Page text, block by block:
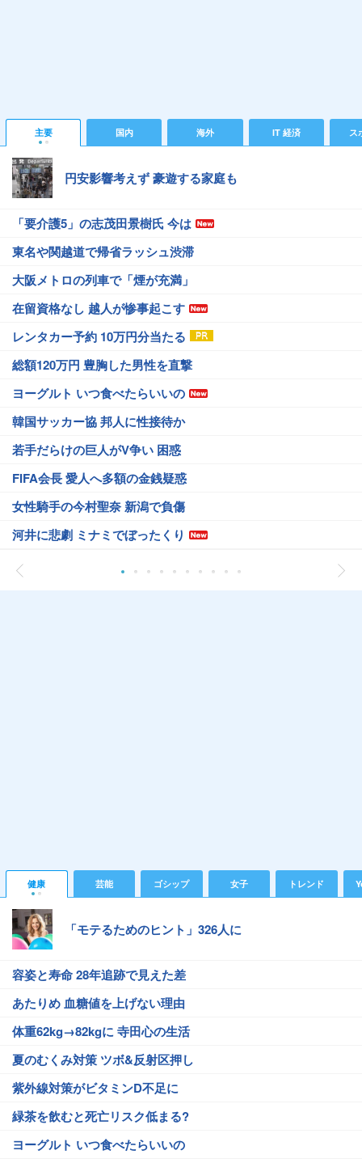
主要 国内 海外 IT 経済 ス
円安影響考えず 豪遊する家庭も
「要介護5」の志茂田景樹氏 今は
東名や関越道で帰省ラッシュ渋滞
大阪メトロの列車で「煙が充満」
在留資格なし 越人が惨事起こす
レンタカー予約 10万円分当たる
総額120万円 豊胸した男性を直撃
ヨーグルト いつ食べたらいいの
韓国サッカー協 邦人に性接待か
若手だらけの巨人がV争い 困惑
FIFA会長 愛人へ多額の金銭疑惑
女性騎手の今村聖奈 新潟で負傷
河井に悲劇 ミナミでぼったくり
健康 芸能 ゴシップ 女子 トレンド
「モテるためのヒント」326人に
容姿と寿命 28年追跡で見えた差
あたりめ 血糖値を上げない理由
体重62kg→82kgに 寺田心の生活
夏のむくみ対策 ツボ&反射区押し
紫外線対策がビタミンD不足に
緑茶を飲むと死亡リスク低まる?
ヨーグルト いつ食べたらいいの